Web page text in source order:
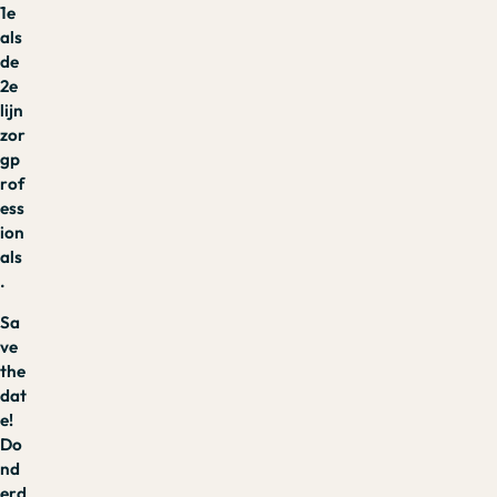
1e
als
de
2e
lijn
zor
gp
rof
ess
ion
als
.
Sa
ve
the
dat
e!
Do
nd